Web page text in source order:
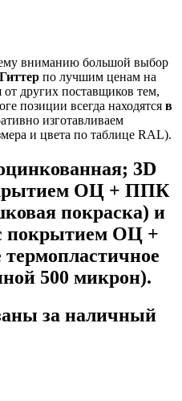
вниманию большой выбор
по лучшим ценам на
других поставщиков тем,
позиции всегда находятся в
изготавливаем
и цвета по таблице RAL).
3D
ОЦ + ППК
покраска) и
покрытием ОЦ +
500 микрон).
за наличный